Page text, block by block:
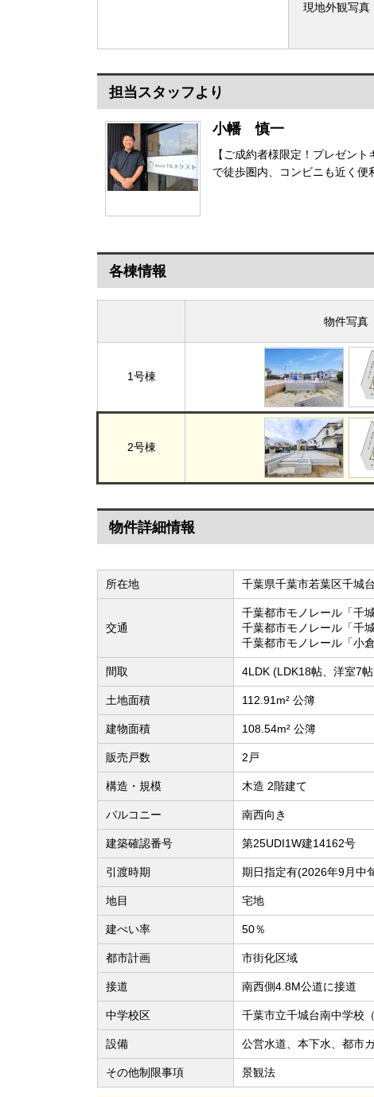
現地外観写真
担当スタッフより
小幡 慎一
【ご成約者様限定！プレゼン
で徒歩圏内、コンビニも近く便
各棟情報
物件写真
1号棟
2号棟
物件詳細情報
所在地 千葉県千葉市若葉区千城
交通
千葉都市モノレール「千
千葉都市モノレール「千
千葉都市モノレール「小
間取 4LDK (LDK18帖、洋室7
土地面積 112.91m² 公簿
建物面積 108.54m² 公簿
販売戸数 2戸
構造・規模 木造 2階建て
バルコニー 南西向き
建築確認番号 第25UDI1W建14162号
引渡時期 期日指定有(2026年9月中
地目 宅地
建ぺい率 50％
都市計画 市街化区域
接道 南西側4.8M公道に接道
中学校区 千葉市立千城台南中学校（
設備 公営水道、本下水、都市
その他制限事項 景観法